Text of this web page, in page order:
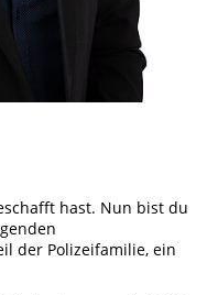
hast. Nun bist du
der Polizeifamilie, ein